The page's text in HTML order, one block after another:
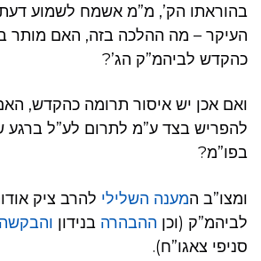
בהוראתו הק’, מ”מ אשמח לשמוע דעת
העיקר – מה ההלכה בזה, האם מותר
כהקדש לביהמ”ק הג’?
ואם אכן יש איסור תרומה כהקדש,
להפריש בצד ע”מ לתרום לע”ל ברגע
בפו”מ?
ומצו”ב המענה השלילי להרב ציק
לביהמ”ק (וכן ההבהרה בנידון והבקשה
סניפי צאגו”ח).